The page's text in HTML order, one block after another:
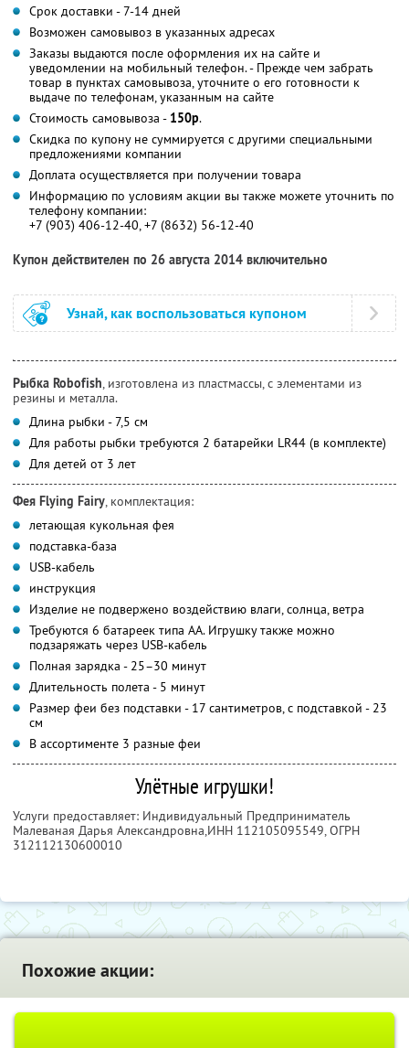
Срок доставки - 7-14 дней
Возможен самовывоз в указанных адресах
Заказы выдаются после оформления их на сайте и
уведомлении на мобильный телефон. - Прежде чем забрать
товар в пунктах самовывоза, уточните о его готовности к
выдаче по телефонам, указанным на сайте
Стоимость самовывоза - 150р.
Скидка по купону не суммируется с другими специальными
предложениями компании
Доплата осуществляется при получении товара
Информацию по условиям акции вы также можете уточнить по
телефону компании:
+7 (903) 406-12-40, +7 (8632) 56-12-40
Купон действителен по 26 августа 2014 включительно
Узнай, как воспользоваться купоном
Рыбка Robofish, изготовлена из пластмассы, с элементами из
резины и металла.
Длина рыбки - 7,5 см
Для работы рыбки требуются 2 батарейки LR44 (в комплекте)
Для детей от 3 лет
Фея Flying Fairy, комплектация:
летающая кукольная фея
подставка-база
USB-кабель
инструкция
Изделие не подвержено воздействию влаги, солнца, ветра
Требуются 6 батареек типа AA. Игрушку также можно
подзаряжать через USB-кабель
Полная зарядка - 25–30 минут
Длительность полета - 5 минут
Размер феи без подставки - 17 сантиметров, с подставкой - 23
см
В ассортименте 3 разные феи
Улётные игрушки!
Услуги предоставляет: Индивидуальный Предприниматель
Малеваная Дарья Александровна,ИНН 112105095549, ОГРН
312112130600010
Похожие акции: